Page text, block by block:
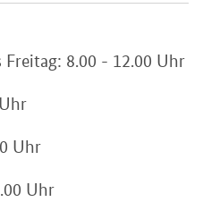
8.00 - 12.00 Uhr
Uhr
Uhr